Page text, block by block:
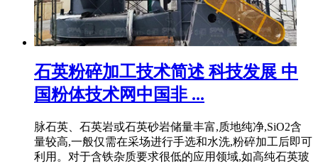
石英粉碎加工技术简述 科技发展 中
国粉体技术网中国非 ...
脉石英、石英岩或石英砂岩储量丰富,质地纯净,SiO2含
量较高,一般仅需在采场进行手选和水洗,粉碎加工后即可
利用。对于含铁杂质要求很低的应用领域,如高纯石英玻